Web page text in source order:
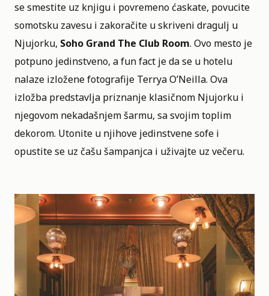
se smestite uz knjigu i povremeno ćaskate, povucite
somotsku zavesu i zakoračite u skriveni dragulj u
Njujorku, Soho Grand The Club Room. Ovo mesto je
potpuno jedinstveno, a fun fact je da se u hotelu
nalaze izložene fotografije Terrya O’Neilla. Ova
izložba predstavlja priznanje klasičnom Njujorku i
njegovom nekadašnjem šarmu, sasvojim toplim
dekorom. Utonite u njihove jedinstvene sofe i
opustite se uz čašu šampanjca i uživajte uz večeru.